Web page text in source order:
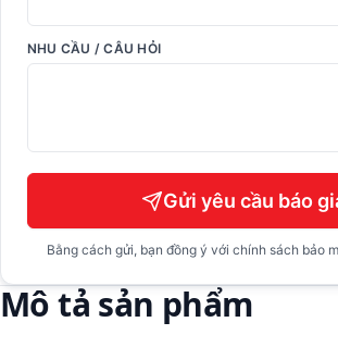
NHU CẦU / CÂU HỎI
Gửi yêu cầu báo
Bằng cách gửi, bạn đồng ý với chính sách bảo
Mô tả sản phẩm